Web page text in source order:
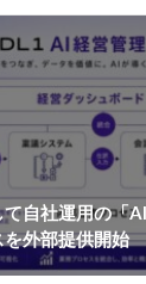
て自社運用の「
外部提供開始